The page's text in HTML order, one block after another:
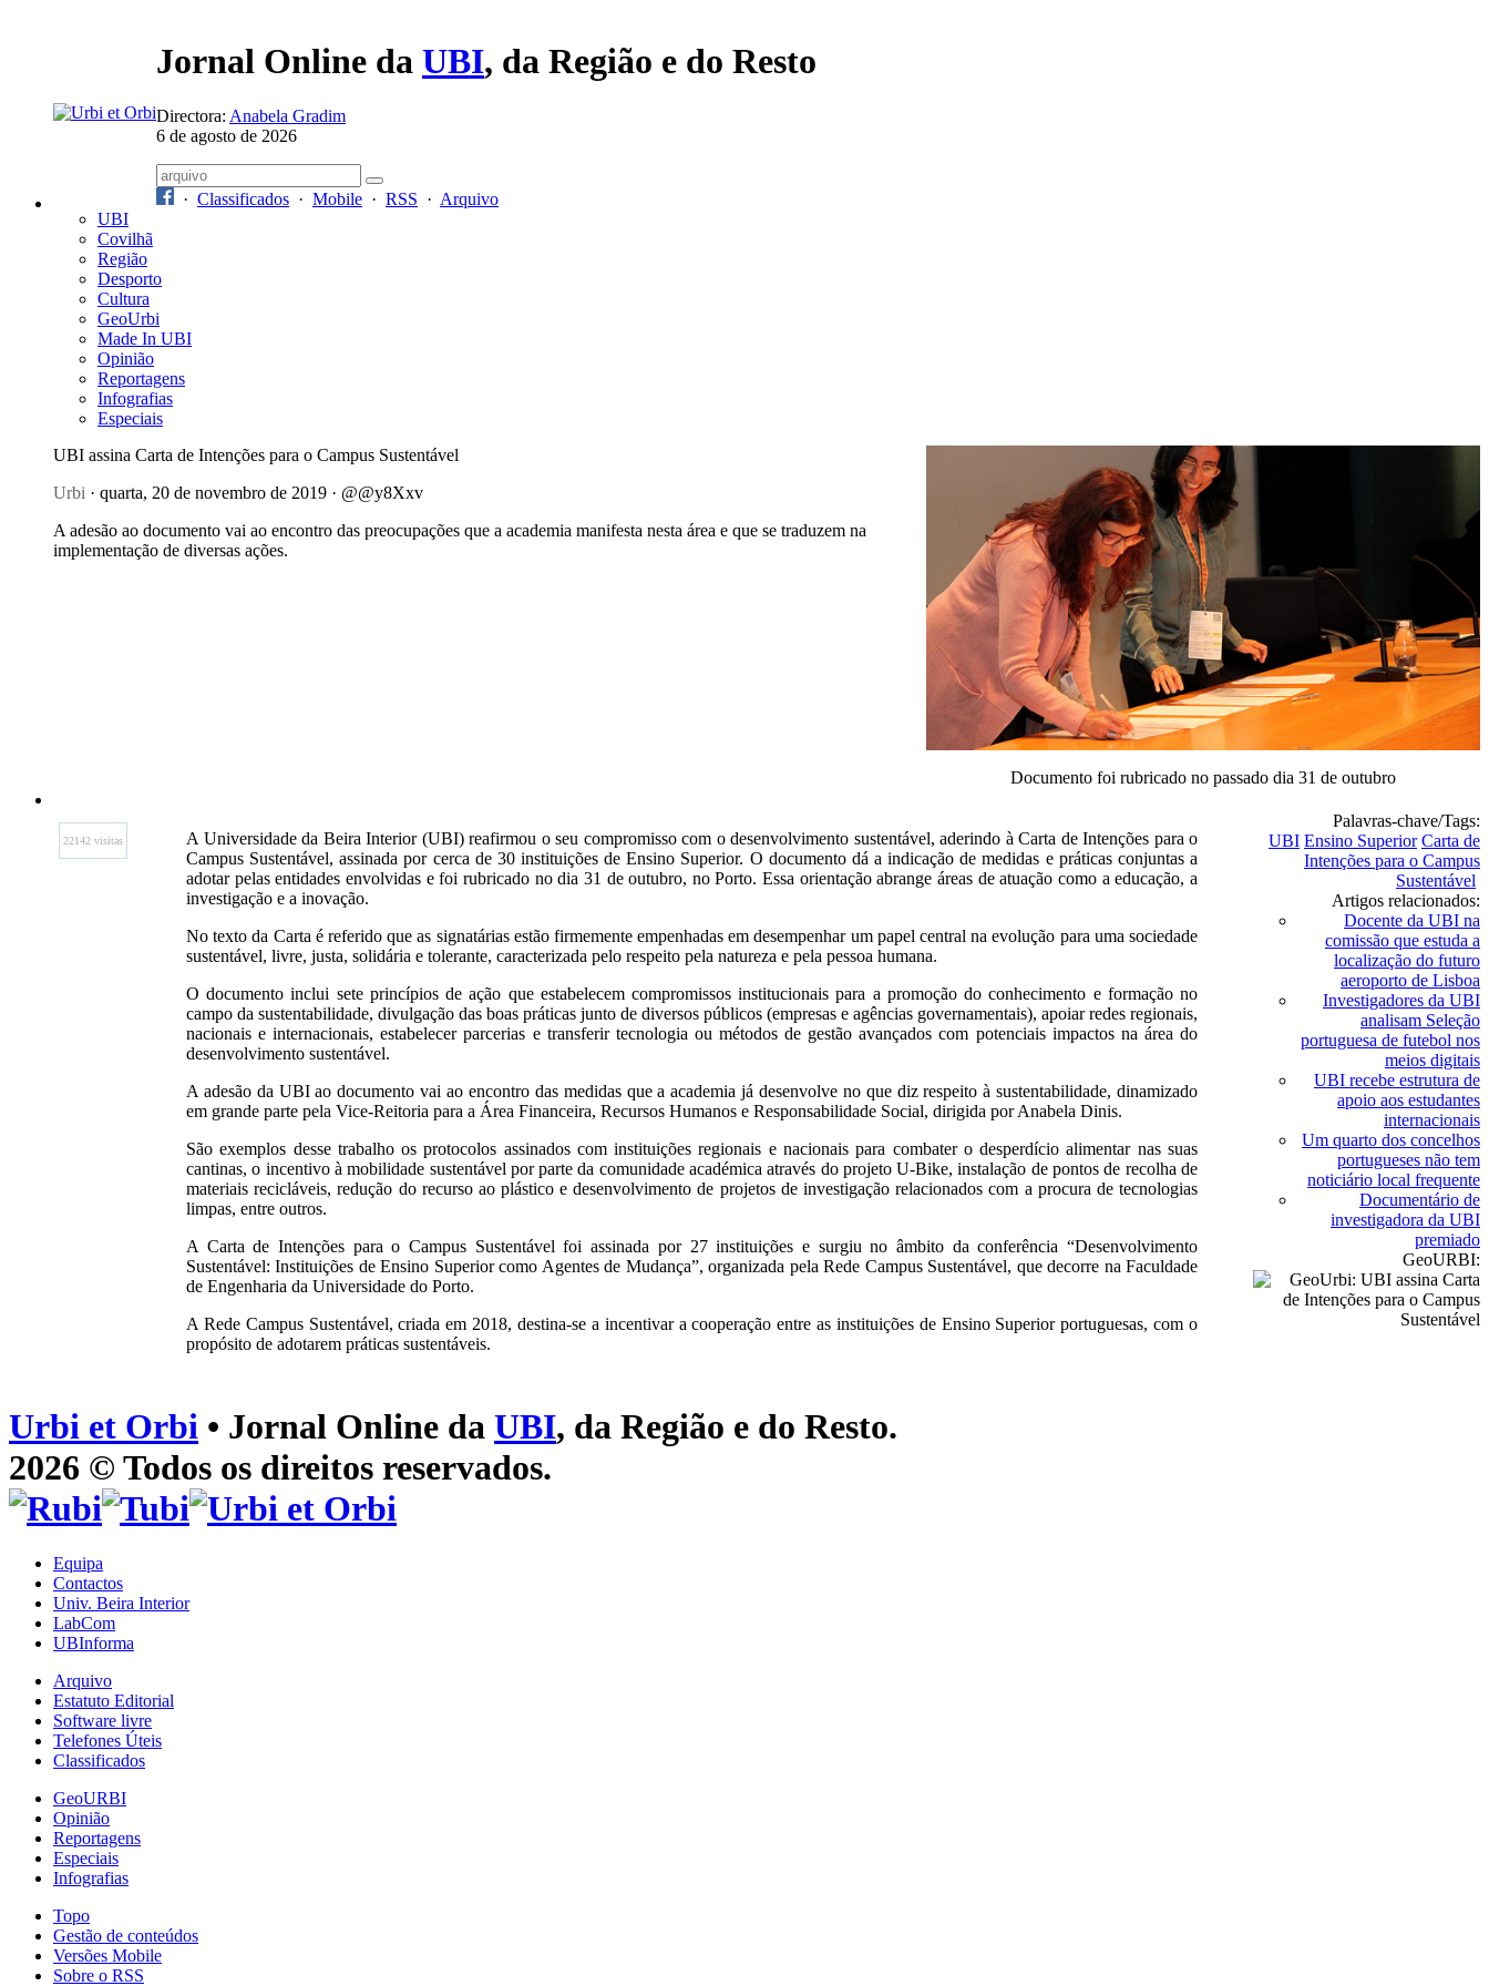
Jornal Online da UBI, da Região e do Resto
Directora: Anabela Gradim
6 de agosto de 2026
· Classificados · Mobile · RSS · Arquivo
UBI
Covilhã
Região
Desporto
Cultura
GeoUrbi
Made In UBI
Opinião
Reportagens
Infografias
Especiais
UBI assina Carta de Intenções para o Campus Sustentável
Urbi · quarta, 20 de novembro de 2019 · @@y8Xxv
A adesão ao documento vai ao encontro das preocupações que a academia manifesta nesta área e que se traduzem na
implementação de diversas ações.
Documento foi rubricado no passado dia 31 de outubro
22142 visitas
A Universidade da Beira Interior (UBI) reafirmou o seu compromisso com o desenvolvimento sustentável, aderindo à Carta de Intenções para o
Campus Sustentável, assinada por cerca de 30 instituições de Ensino Superior. O documento dá a indicação de medidas e práticas conjuntas a
adotar pelas entidades envolvidas e foi rubricado no dia 31 de outubro, no Porto. Essa orientação abrange áreas de atuação como a educação, a
investigação e a inovação.
No texto da Carta é referido que as signatárias estão firmemente empenhadas em desempenhar um papel central na evolução para uma sociedade
sustentável, livre, justa, solidária e tolerante, caracterizada pelo respeito pela natureza e pela pessoa humana.
O documento inclui sete princípios de ação que estabelecem compromissos institucionais para a promoção do conhecimento e formação no
campo da sustentabilidade, divulgação das boas práticas junto de diversos públicos (empresas e agências governamentais), apoiar redes regionais,
nacionais e internacionais, estabelecer parcerias e transferir tecnologia ou métodos de gestão avançados com potenciais impactos na área do
desenvolvimento sustentável.
A adesão da UBI ao documento vai ao encontro das medidas que a academia já desenvolve no que diz respeito à sustentabilidade, dinamizado
em grande parte pela Vice-Reitoria para a Área Financeira, Recursos Humanos e Responsabilidade Social, dirigida por Anabela Dinis.
São exemplos desse trabalho os protocolos assinados com instituições regionais e nacionais para combater o desperdício alimentar nas suas
cantinas, o incentivo à mobilidade sustentável por parte da comunidade académica através do projeto U-Bike, instalação de pontos de recolha de
materiais recicláveis, redução do recurso ao plástico e desenvolvimento de projetos de investigação relacionados com a procura de tecnologias
limpas, entre outros.
A Carta de Intenções para o Campus Sustentável foi assinada por 27 instituições e surgiu no âmbito da conferência “Desenvolvimento
Sustentável: Instituições de Ensino Superior como Agentes de Mudança”, organizada pela Rede Campus Sustentável, que decorre na Faculdade
de Engenharia da Universidade do Porto.
A Rede Campus Sustentável, criada em 2018, destina-se a incentivar a cooperação entre as instituições de Ensino Superior portuguesas, com o
propósito de adotarem práticas sustentáveis.
Palavras-chave/Tags:
UBI Ensino Superior Carta de
Intenções para o Campus
Sustentável
Artigos relacionados:
Docente da UBI na
comissão que estuda a
localização do futuro
aeroporto de Lisboa
Investigadores da UBI
analisam Seleção
portuguesa de futebol nos
meios digitais
UBI recebe estrutura de
apoio aos estudantes
internacionais
Um quarto dos concelhos
portugueses não tem
noticiário local frequente
Documentário de
investigadora da UBI
premiado
GeoURBI:
Urbi et Orbi • Jornal Online da UBI, da Região e do Resto.
2026 © Todos os direitos reservados.
Equipa
Contactos
Univ. Beira Interior
LabCom
UBInforma
Arquivo
Estatuto Editorial
Software livre
Telefones Úteis
Classificados
GeoURBI
Opinião
Reportagens
Especiais
Infografias
Topo
Gestão de conteúdos
Versões Mobile
Sobre o RSS